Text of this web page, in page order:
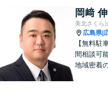
ている方
ご相談く
駅から徒
岡﨑
美北さくら
広島県|
【無料駐
間相談可
地域密着